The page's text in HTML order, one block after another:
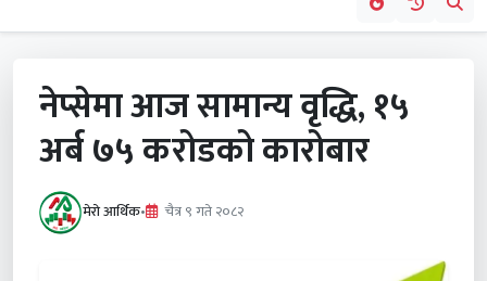
नेप्सेमा आज सामान्य वृद्धि, १५
अर्ब ७५ करोडको कारोबार
मेरो आर्थिक• चैत्र ९ गते २०८२